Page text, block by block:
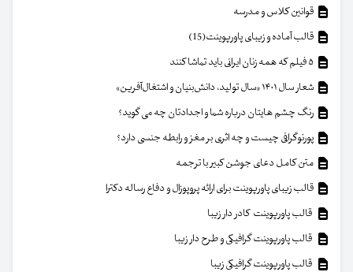
قوانین کلاس و مدرسه
قالب آماده و زیبای پاورپوینت(15)
شعار سال ۱۴۰۱ «سال تولید، دانش‌بنیان و اشتغال‌آفرین»
رنگ چشم هایتان درباره شما و اجدادتان چه می گوید؟
پورنوگرافی چیست و چه اثری بر مغز و رابطه جنسی دارد؟
متن کامل دعای جوشن کبیر با ترجمه
قالب زیبای پاورپوینت برای ارائه پروپوزال و دفاع رساله دکترا
قالب پاورپوینت کادر دار زیبا
قالب پاورپوینت گرافیکی و طرح دار زیبا
قالب پاورپوینت گرافیکی زیبا